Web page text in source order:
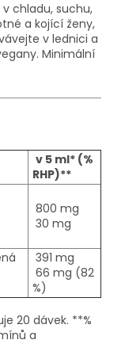
chladu, suchu,
a kojící ženy,
v lednici a
Minimální
v 5 ml* (%
RHP)**
800 mg
30 mg
391 mg
66 mg (82
%)
20 dávek. **%
a